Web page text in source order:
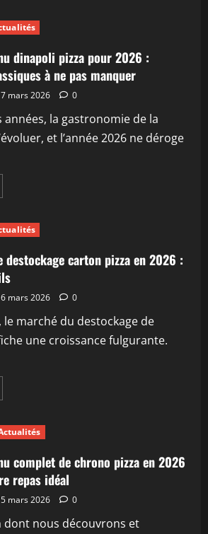
dinapoli pizza pour 2026 :
à ne pas manquer
mars 2026 0
la gastronomie de la
et l’année 2026 ne déroge
carton pizza en 2026 :
mars 2026 0
le marché du destockage de
une croissance fulgurante.
complet de chrono pizza en 2026
repas idéal
mars 2026 0
dont nous découvrons et